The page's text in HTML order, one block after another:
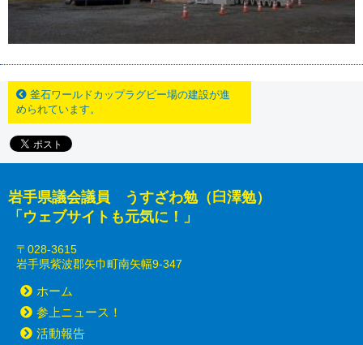
釜石ワールドカップラグビー場の建設が進
められています。
岩手県議会議員 うすざわ勉（臼澤勉）
「ウェブサイトも元気に！」
〒028-3615
岩手県紫波郡矢巾町南矢幅9-347
ホーム
参上ニュース！
活動報告